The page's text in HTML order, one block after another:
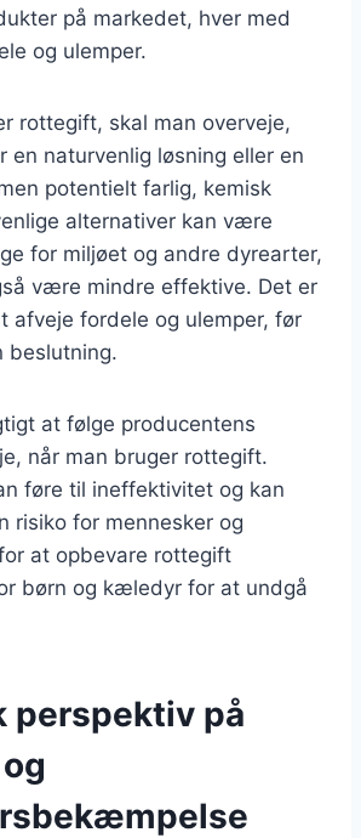
på markedet, hver med
og ulemper.
rottegift, skal man overveje,
en naturvenlig løsning eller en
potentielt farlig, kemisk
alternativer kan være
for miljøet og andre dyrearter,
være mindre effektive. Det er
afveje fordele og ulemper, før
at følge producentens
når man bruger rottegift.
føre til ineffektivitet og kan
risiko for mennesker og
at opbevare rottegift
børn og kæledyr for at undgå
perspektiv på